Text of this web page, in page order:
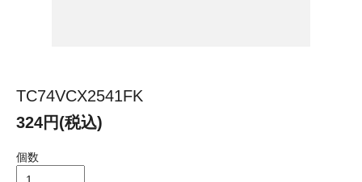
TC74VCX2541FK
324円(税込)
個数